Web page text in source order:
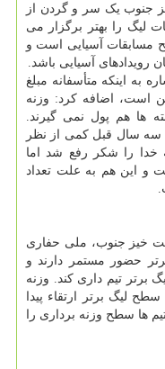
جنوب یک سر و گردن از
لیگ را بهتر برگزار می
مسابقات آسیایی است و
رویدادهای آسیایی باشد.
به اینکه متأسفانه مبلغ
است، اضافه کرد: وزنه
ها هم پول نمی گیرند.
سه سال قبل کمی از نظر
خدا را شکر رفع شد اما
و این هم به علت تعداد
خیز جنوب، ملی حفاری
حضور مستمر دارند و
از ۶ یا ۷ تیم در لیگ برتر تیم داری کند. وزنه
لیگ برتر ارتقاء پیدا
ها سطح وزنه برداری را